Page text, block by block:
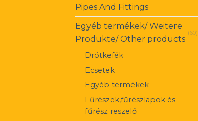
Pipes And Fittings
Egyéb termékek/ Weitere
Produkte/ Other products
(60)
Drótkefék
Ecsetek
Egyéb termékek
Fűrészek,fűrészlapok és
fűrész reszelő